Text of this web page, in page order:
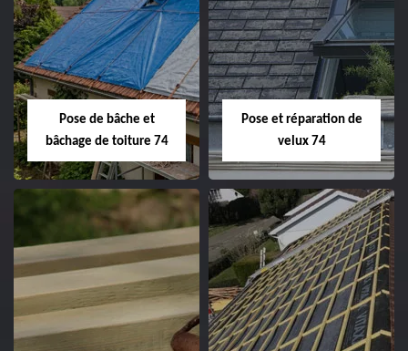
Pose de bâche et
bâchage de toiture 74
Pose et réparation de
velux 74